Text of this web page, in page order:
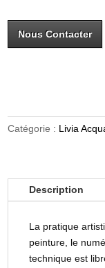
Nous Contacter
Catégorie : Livia
Description
La pratique
peinture, le
technique est